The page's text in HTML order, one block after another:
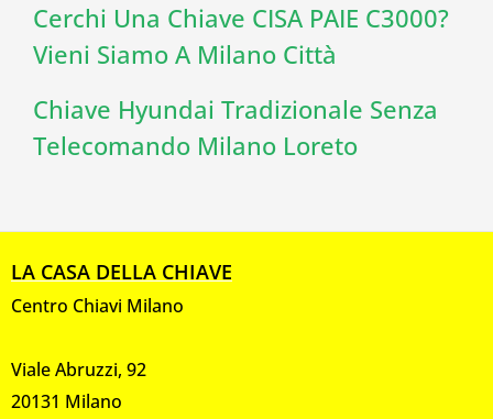
Cerchi Una Chiave CISA PAIE C3000?
Vieni Siamo A Milano Città
Chiave Hyundai Tradizionale Senza
Telecomando Milano Loreto
LA CASA DELLA CHIAVE
Centro Chiavi Milano
Viale Abruzzi, 92
20131 Milano